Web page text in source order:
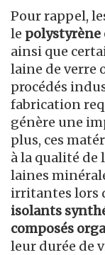
Pour rappel,
le polystyrène
ainsi que
laine de verre
procédés
fabrication
génère une
plus, ces
à la qualité de
laines
irritantes lors
isolants
composés
leur durée de